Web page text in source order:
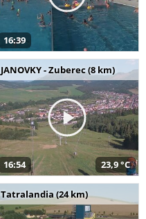
16:39
JANOVKY - Zuberec (8 km)
16:54 23,9 °C
Tatralandia (24 km)